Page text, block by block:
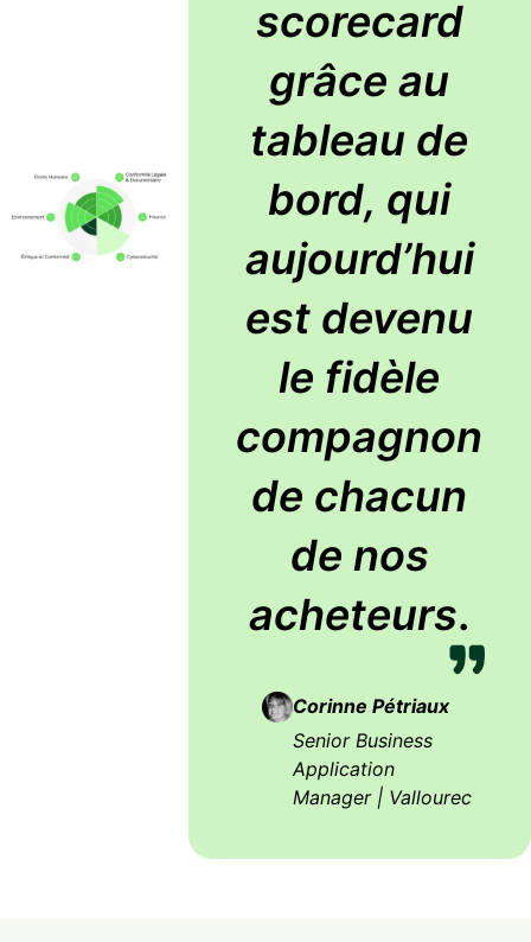
scorecard
grâce au
tableau de
bord, qui
aujourd’hui
est devenu
le fidèle
compagnon
de chacun
de nos
acheteurs.
Corinne Pétriaux
Senior Business
Application
Manager | Vallourec